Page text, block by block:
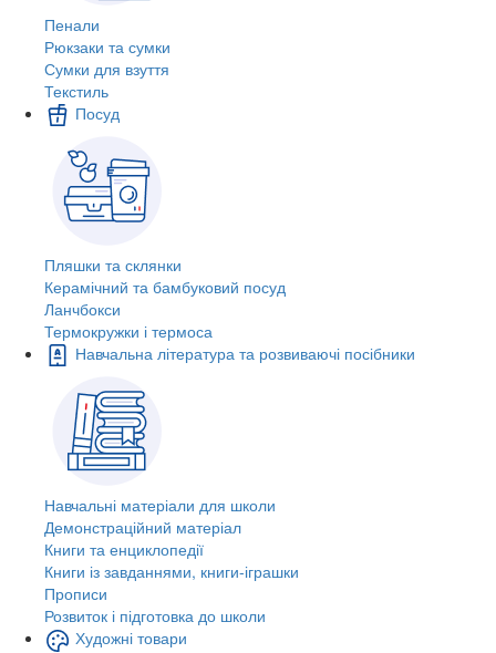
Пенали
Рюкзаки та сумки
Сумки для взуття
Текстиль
Посуд
Пляшки та склянки
Керамічний та бамбуковий посуд
Ланчбокси
Термокружки і термоса
Навчальна література та розвиваючі посібники
Навчальні матеріали для школи
Демонстраційний матеріал
Книги та енциклопедії
Книги із завданнями, книги-іграшки
Прописи
Розвиток і підготовка до школи
Художні товари